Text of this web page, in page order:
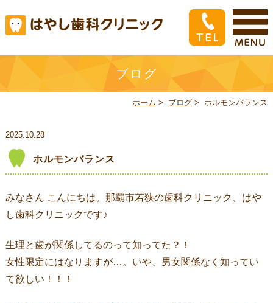
ブログ
ホーム > ブログ > ホルモンバランス
2025.10.28
ホルモンバランス
みなさん こんにちは。那覇市若狭の歯科クリニック、はや
し歯科クリニックです♪
生理と歯が関係してるのって知ってた？！
女性限定にはなりますが…。いや、男女関係なく知ってい
て欲しい！！！